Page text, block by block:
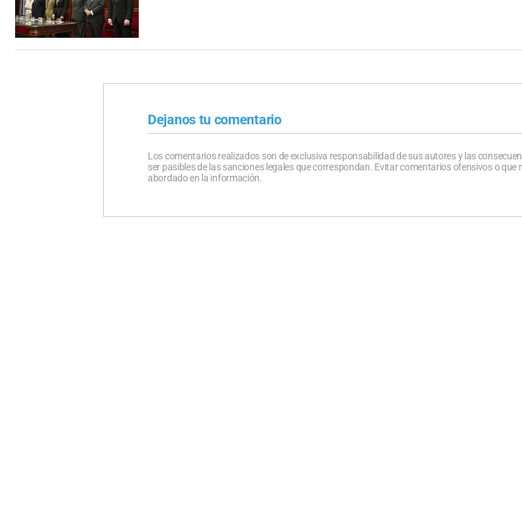
Dejanos tu comentario
Los comentarios realizados son de exclusiva responsabilidad de sus autores y las
ser pasibles de las sanciones legales que correspondan. Evitar comentarios ofensivos o que
abordado en la información.